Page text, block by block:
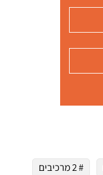
# 2 מרכיבים